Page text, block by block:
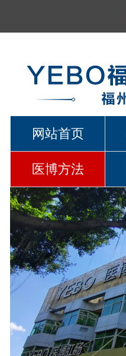
网站首页
医博方法